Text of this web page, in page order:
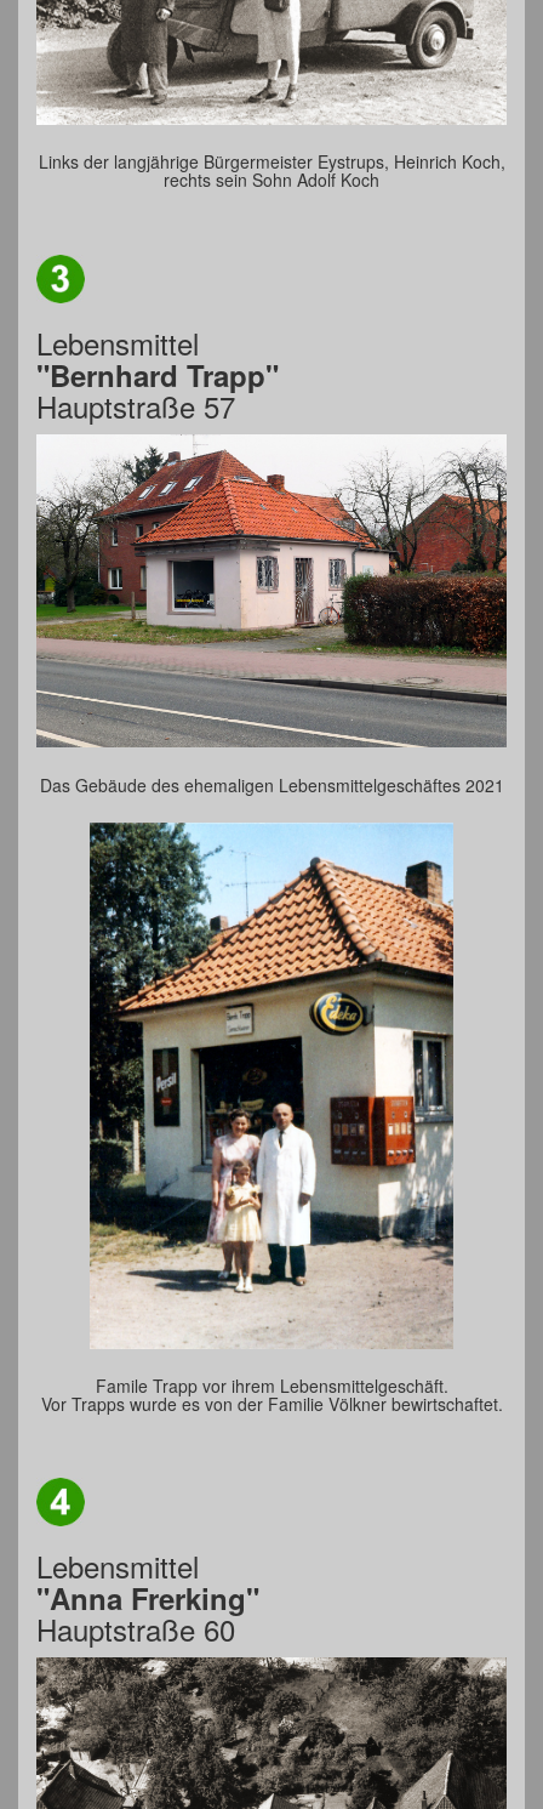
Links der langjährige Bürgermeister Eystrups, Heinrich Koch,
rechts sein Sohn Adolf Koch
Lebensmittel
"Bernhard Trapp"
Hauptstraße 57
Das Gebäude des ehemaligen Lebensmittelgeschäftes 2021
Famile Trapp vor ihrem Lebensmittelgeschäft.
Vor Trapps wurde es von der Familie Völkner bewirtschaftet.
Lebensmittel
"Anna Frerking"
Hauptstraße 60